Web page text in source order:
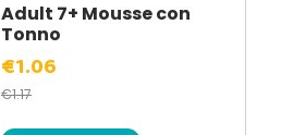
Adult 7+ Mousse con
Tonno
€1.06
€1.17